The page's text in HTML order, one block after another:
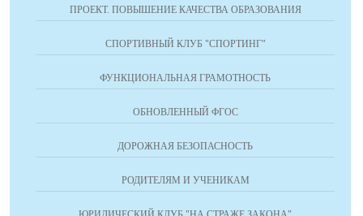
ПРОЕКТ. ПОВЫШЕНИЕ КАЧЕСТВА ОБРАЗОВАНИЯ
СПОРТИВНЫЙ КЛУБ "СПОРТИНГ"
ФУНКЦИОНАЛЬНАЯ ГРАМОТНОСТЬ
ОБНОВЛЕННЫЙ ФГОС
ДОРОЖНАЯ БЕЗОПАСНОСТЬ
РОДИТЕЛЯМ И УЧЕНИКАМ